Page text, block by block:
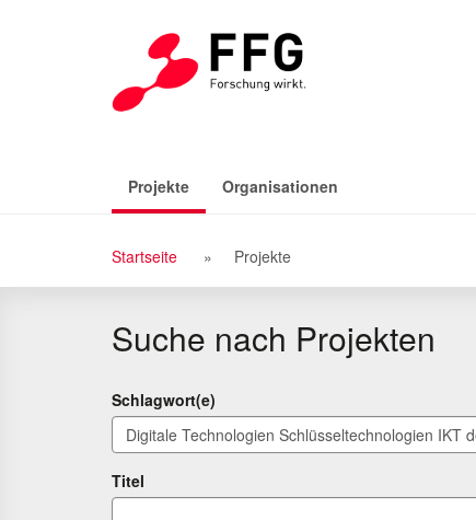
Projekte(aktiv)Organisationen
Breadcrumb
Navigation
Startseite Projekte
Suche nach Projekten
Schlagwort(e)
Titel